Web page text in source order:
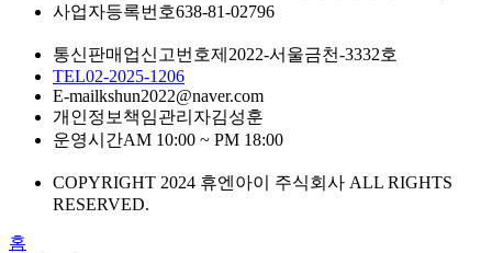
사업자등록번호638-81-02796
통신판매업신고번호제2022-서울금천-3332호
TEL02-2025-1206
E-mailkshun2022@naver.com
개인정보책임관리자김성훈
운영시간AM 10:00 ~ PM 18:00
COPYRIGHT 2024 휴엔아이 주식회사 ALL RIGHTS
RESERVED.
홈